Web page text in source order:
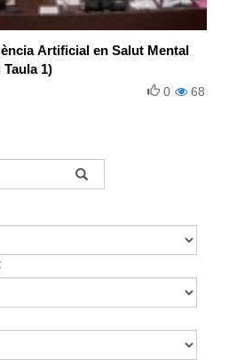
Artificial en Salut Mental
1)
68
0